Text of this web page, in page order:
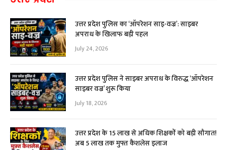
उत्तर प्रदेश पुलिस का ‘ऑपरेशन साइ-वज्र’: साइबर
अपराध के खिलाफ बड़ी पहल
July 24, 2026
उत्तर प्रदेश पुलिस ने साइबर अपराध के विरुद्ध ‘ऑपरेशन
साइबर वज्र’ शुरू किया
July 18, 2026
उत्तर प्रदेश के 15 लाख से अधिक शिक्षकों को बड़ी सौगात!
अब ₹5 लाख तक मुफ्त कैशलेस इलाज